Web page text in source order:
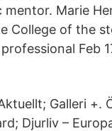
Marie
College of the
Feb
Galleri +.
Djurliv –